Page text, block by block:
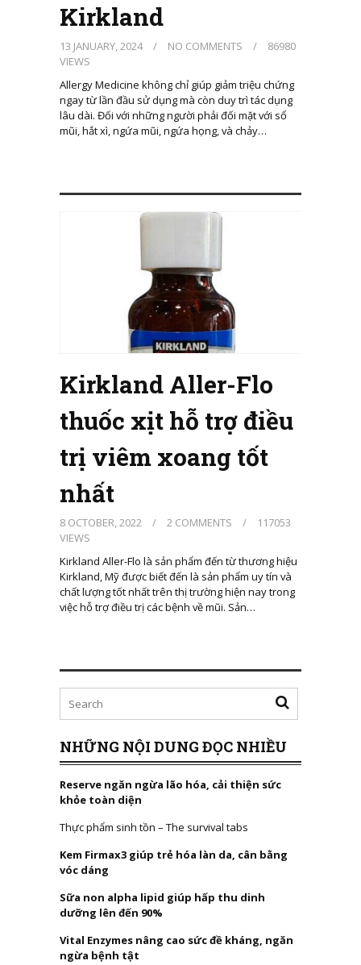
Kirkland
13 JANUARY, 2024 / NO COMMENTS /
86980
VIEWS
Allergy Medicine không chỉ giúp giảm triệu chứng
ngay từ lần đầu sử dụng mà còn duy trì tác dụng
lâu dài. Đối với những người phải đối mặt với sổ
mũi, hắt xì, ngứa mũi, ngứa họng, và chảy…
Kirkland Aller-Flo
thuốc xịt hỗ trợ điều
trị viêm xoang tốt
nhất
8 OCTOBER, 2022 / 2 COMMENTS /
117053
VIEWS
Kirkland Aller-Flo là sản phẩm đến từ thương hiệu
Kirkland, Mỹ được biết đến là sản phẩm uy tín và
chất lượng tốt nhất trên thị trường hiện nay trong
việc hỗ trợ điều trị các bệnh về mũi. Sản…
NHỮNG NỘI DUNG ĐỌC NHIỀU
Reserve ngăn ngừa lão hóa, cải thiện sức
khỏe toàn diện
Thực phẩm sinh tồn – The survival tabs
Kem Firmax3 giúp trẻ hóa làn da, cân bằng
vóc dáng
Sữa non alpha lipid giúp hấp thu dinh
dưỡng lên đến 90%
Vital Enzymes nâng cao sức đề kháng, ngăn
ngừa bệnh tật